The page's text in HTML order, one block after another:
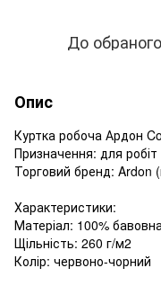
До обраного
Опис
Куртка робоча Ардон
Призначення: для
Торговий бренд: Ardon
Характеристики:
Матеріал: 100% бавовна
Щільність: 260 г/м2
Колір: червоно-чорний